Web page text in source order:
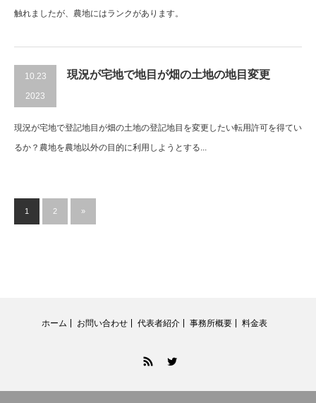
触れましたが、農地にはランクがあります。
10.23
2023
現況が宅地で地目が畑の土地の地目変更
現況が宅地で登記地目が畑の土地の登記地目を変更したい転用許可を得てい
るか？農地を農地以外の目的に利用しようとする...
1 2 »
ホーム お問い合わせ 代表者紹介 事務所概要 料金表